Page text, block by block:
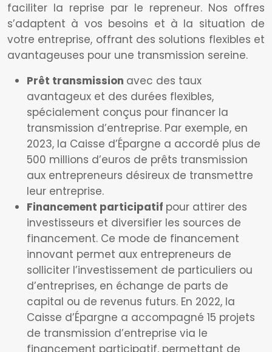
faciliter la reprise par le repreneur. Nos offres
s’adaptent à vos besoins et à la situation de
votre entreprise, offrant des solutions flexibles et
avantageuses pour une transmission sereine.
Prêt transmission avec des taux
avantageux et des durées flexibles,
spécialement conçus pour financer la
transmission d’entreprise. Par exemple, en
2023, la Caisse d’Épargne a accordé plus de
500 millions d’euros de prêts transmission
aux entrepreneurs désireux de transmettre
leur entreprise.
Financement participatif pour attirer des
investisseurs et diversifier les sources de
financement. Ce mode de financement
innovant permet aux entrepreneurs de
solliciter l’investissement de particuliers ou
d’entreprises, en échange de parts de
capital ou de revenus futurs. En 2022, la
Caisse d’Épargne a accompagné 15 projets
de transmission d’entreprise via le
financement participatif, permettant de